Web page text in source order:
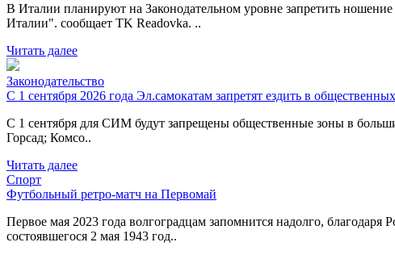
В Италии планируют на Законодательном уровне запретить
Италии". сообщает TK Readovka. ..
Читать далее
Законодательство
С 1 сентября 2026 года Эл.самокатам запретят ездить в
С 1 сентября для СИМ будут запрещены общественные зоны в
Горсад; Комсо..
Читать далее
Спорт
Футбольный ретро-матч на Первомай
Первое мая 2023 года волгоградцам запомнится надолго,
состоявшегося 2 мая 1943 год..